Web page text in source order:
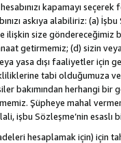
kapamayı
askıya alabiliriz: (a)
size göndereceğimiz
getirmemiz; (d) sizin veya
veya yasa dışı faaliyetler
tabi olduğumuza
herhangi bir
Şüpheye mahal
işbu Sözleşme’nin esaslı
hesaplamak için) için